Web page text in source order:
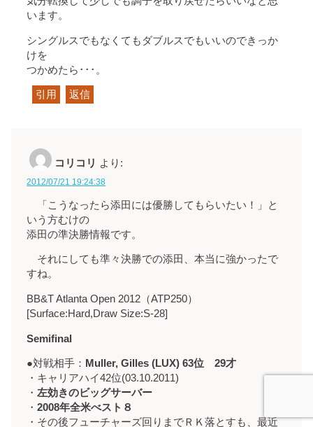
います。
シングルスでもなくてもダブルスでもいいのできっか
けを
つかめたら･･･。
引用 返信
コリコリ より:
2012/07/21 19:24:38
「こうなったら添田には優勝してもらいたい！」と
いう方むけの
添田の準決勝情報です。
それにしても準々決勝での添田、本当に強かったで
すね。
BB&T Atlanta Open 2012（ATP250）
[Surface:Hard,Draw Size:S-28]
Semifinal
●対戦相手： Muller, Gilles (LUX) 63位 29才
・キャリアハイ42位(03.10.2011)
・ 左効きのビッグサーバー
・2008年全米べスト８
・その後フューチャーズ回りまでＲＫ落とすも、最近